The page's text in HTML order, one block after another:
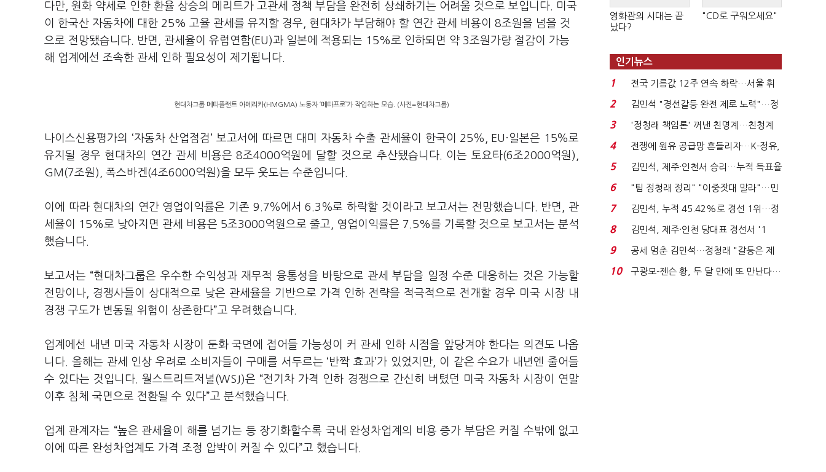
다만, 원화 약세로 인한 환율 상승의 메리트가 고관세 정책 부담을 완전히 상쇄하기는 어려울 것으로 보입니다. 미국
이 한국산 자동차에 대한 25% 고율 관세를 유지할 경우, 현대차가 부담해야 할 연간 관세 비용이 8조원을 넘을 것
으로 전망됐습니다. 반면, 관세율이 유럽연합(EU)과 일본에 적용되는 15%로 인하되면 약 3조원가량 절감이 가능
해 업계에선 조속한 관세 인하 필요성이 제기됩니다.
현대차그룹 메타플랜트 아메리카(HMGMA) 노동자 ‘메타프로’가 작업하는 모습. (사진=현대차그룹)
나이스신용평가의 ‘자동차 산업점검’ 보고서에 따르면 대미 자동차 수출 관세율이 한국이 25％, EU·일본은 15％로
유지될 경우 현대차의 연간 관세 비용은 8조4000억원에 달할 것으로 추산됐습니다. 이는 토요타(6조2000억원),
GM(7조원), 폭스바겐(4조6000억원)을 모두 웃도는 수준입니다.
이에 따라 현대차의 연간 영업이익률은 기존 9.7％에서 6.3％로 하락할 것이라고 보고서는 전망했습니다. 반면, 관
세율이 15%로 낮아지면 관세 비용은 5조3000억원으로 줄고, 영업이익률은 7.5%를 기록할 것으로 보고서는 분석
했습니다.
보고서는 “현대차그룹은 우수한 수익성과 재무적 융통성을 바탕으로 관세 부담을 일정 수준 대응하는 것은 가능할
전망이나, 경쟁사들이 상대적으로 낮은 관세율을 기반으로 가격 인하 전략을 적극적으로 전개할 경우 미국 시장 내
경쟁 구도가 변동될 위험이 상존한다”고 우려했습니다.
업계에선 내년 미국 자동차 시장이 둔화 국면에 접어들 가능성이 커 관세 인하 시점을 앞당겨야 한다는 의견도 나옵
니다. 올해는 관세 인상 우려로 소비자들이 구매를 서두르는 ‘반짝 효과’가 있었지만, 이 같은 수요가 내년엔 줄어들
수 있다는 것입니다. 월스트리트저널(WSJ)은 “전기차 가격 인하 경쟁으로 간신히 버텼던 미국 자동차 시장이 연말
이후 침체 국면으로 전환될 수 있다”고 분석했습니다.
업계 관계자는 “높은 관세율이 해를 넘기는 등 장기화할수록 국내 완성차업계의 비용 증가 부담은 커질 수밖에 없고
이에 따른 완성차업계도 가격 조정 압박이 커질 수 있다”고 했습니다.
영화관의 시대는 끝
났다?
"CD로 구워오세요"
인기뉴스
1
전국 기름값 12주 연속 하락…서울 휘
발윳값 1909원...
2
김민석 "경선갈등 완전 제로 노력"…정
청래 "반명 공세 사...
3
'정청래 책임론' 꺼낸 친명계…친청계
는 추가투표 때리기...
4
전쟁에 원유 공급망 흔들리자…K-정유,
에너지안보 핵심...
5
김민석, 제주·인천서 승리…누적 득표율
'1위 탈환'(종합)...
6
"팀 정청래 정리" "이중잣대 말라"…민
주 최고위원 계파 다...
7
김민석, 누적 45.42%로 경선 1위…정
청래와 격차 0.86%p(...
8
김민석, 제주·인천 당대표 경선서 '1
위'(1보)...
9
공세 멈춘 김민석…정청래 "갈등은 제
가 수습"
10
구광모-젠슨 황, 두 달 만에 또 만난다…